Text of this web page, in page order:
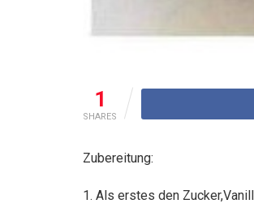
1
SHARES
Zubereitung:
1. Als erstes den